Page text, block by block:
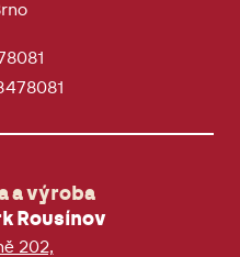
a výroba
Rousínov
202,